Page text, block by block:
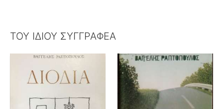
ΤΟΥ ΙΔΙΟΥ ΣΥΓΓΡΑΦΕΑ